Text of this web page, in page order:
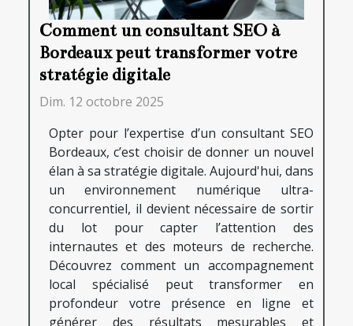
Comment un consultant SEO à
Bordeaux peut transformer votre
stratégie digitale
Dim. 12 octobre 2025
Opter pour l’expertise d’un consultant SEO
Bordeaux, c’est choisir de donner un nouvel
élan à sa stratégie digitale. Aujourd'hui, dans
un environnement numérique ultra-
concurrentiel, il devient nécessaire de sortir
du lot pour capter l’attention des
internautes et des moteurs de recherche.
Découvrez comment un accompagnement
local spécialisé peut transformer en
profondeur votre présence en ligne et
générer des résultats mesurables et